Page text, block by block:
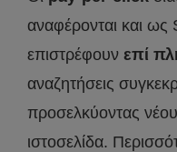
αναφέρονται και
επιστρέφουν επί
αναζητήσεις
προσελκύοντας
ιστοσελίδα.